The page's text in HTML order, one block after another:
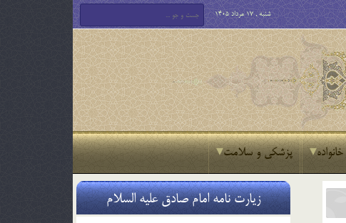
شنبه , 17 مرداد 1405
خانواده پزشکی و سلامت
زیارت نامه امام صادق علیه السلام